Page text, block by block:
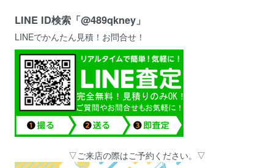
LINE ID検索「@489qkney」
LINEでかんたん見積！お問合せ！
▽ご来店の際はご予約ください。▽